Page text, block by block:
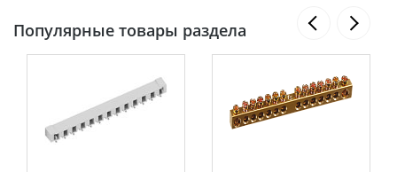
Популярные товары раздела